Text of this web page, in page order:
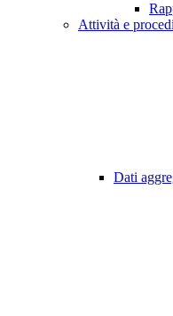
Attività e
Dati